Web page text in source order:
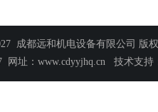
成都远和机电设备有限公司 版
网址：www.cdyyjhq.cn 技术支持